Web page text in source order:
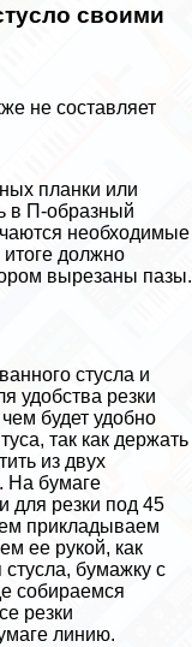
своими
не составляет
планки или
в П-образный
необходимые
должно
вырезаны пазы.
стусла и
удобства резки
будет удобно
так как держать
из двух
На бумаге
для резки под 45
прикладываем
ее рукой, как
бумажку с
собираемся
резки
линию.